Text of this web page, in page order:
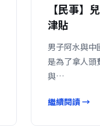
【民事】
津貼
男子阿水與中
是為了拿人頭
與…
繼續閱讀 →